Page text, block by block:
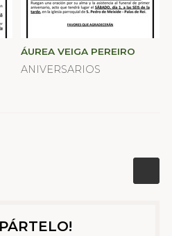
ÁUREA VEIGA PEREIRO
ANIVERSARIOS